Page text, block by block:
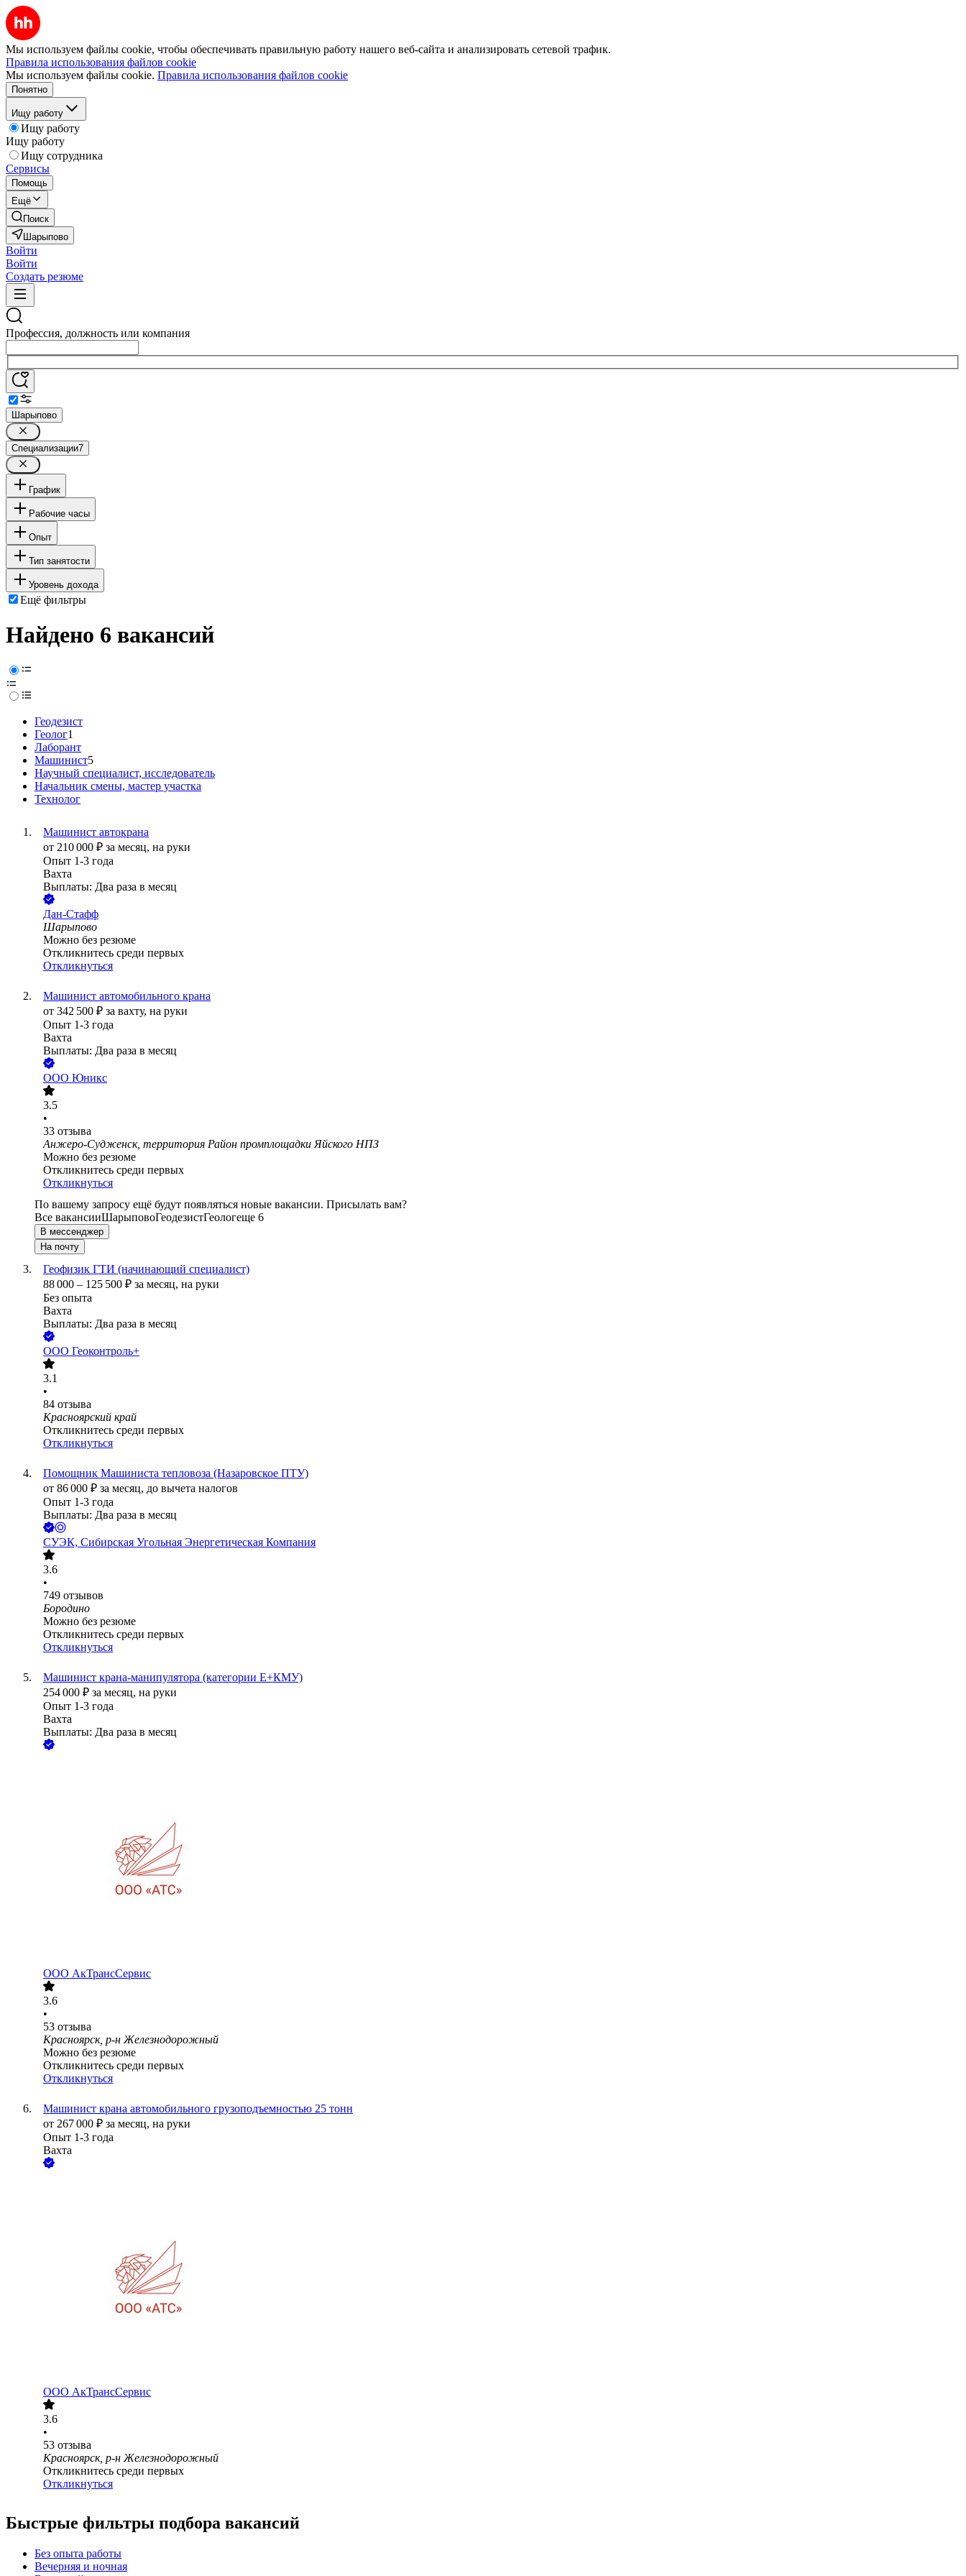
Мы используем файлы cookie, чтобы обеспечивать правильную работу нашего веб-сайта и анализировать сетевой трафик.
Правила использования файлов cookie
Мы используем файлы cookie. Правила использования файлов cookie
Понятно
Ищу работу
Ищу работу
Ищу работу
Ищу сотрудника
Сервисы
Помощь
Ещё
Поиск
Шарыпово
Войти
Войти
Создать резюме
Профессия, должность или компания
Шарыпово
Специализации7
График
Рабочие часы
Опыт
Тип занятости
Уровень дохода
Ещё фильтры
Найдено 6 вакансий
Геодезист
Геолог1
Лаборант
Машинист5
Научный специалист, исследователь
Начальник смены, мастер участка
Технолог
Машинист автокрана
от 210 000 ₽ за месяц, на руки
Опыт 1-3 года
Вахта
Выплаты: Два раза в месяц
Дан-Стафф
Шарыпово
Можно без резюме
Откликнитесь среди первых
Откликнуться
Машинист автомобильного крана
от 342 500 ₽ за вахту, на руки
Опыт 1-3 года
Вахта
Выплаты: Два раза в месяц
ООО Юникс
3.5
•
33 отзыва
Анжеро-Судженск, территория Район промплощадки Яйского НПЗ
Можно без резюме
Откликнитесь среди первых
Откликнуться
По вашему запросу ещё будут появляться новые вакансии. Присылать вам?
Все вакансииШарыповоГеодезистГеологеще 6
В мессенджер
На почту
Геофизик ГТИ (начинающий специалист)
88 000 – 125 500 ₽ за месяц, на руки
Без опыта
Вахта
Выплаты: Два раза в месяц
ООО Геоконтроль+
3.1
•
84 отзыва
Красноярский край
Откликнитесь среди первых
Откликнуться
Помощник Машиниста тепловоза (Назаровское ПТУ)
от 86 000 ₽ за месяц, до вычета налогов
Опыт 1-3 года
Выплаты: Два раза в месяц
СУЭК, Сибирская Угольная Энергетическая Компания
3.6
•
749 отзывов
Бородино
Можно без резюме
Откликнитесь среди первых
Откликнуться
Машинист крана-манипулятора (категории Е+КМУ)
254 000 ₽ за месяц, на руки
Опыт 1-3 года
Вахта
Выплаты: Два раза в месяц
ООО АкТрансСервис
3.6
•
53 отзыва
Красноярск, р-н Железнодорожный
Можно без резюме
Откликнитесь среди первых
Откликнуться
Машинист крана автомобильного грузоподъемностью 25 тонн
от 267 000 ₽ за месяц, на руки
Опыт 1-3 года
Вахта
ООО АкТрансСервис
3.6
•
53 отзыва
Красноярск, р-н Железнодорожный
Откликнитесь среди первых
Откликнуться
Быстрые фильтры подбора вакансий
Без опыта работы
Вечерняя и ночная